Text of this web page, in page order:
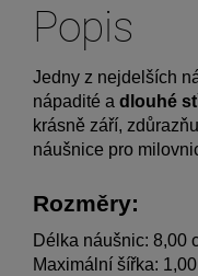
Popis
Jedny z nejdelších
nápadité a dlouhé
krásně září,
náušnice pro
Rozměry:
Délka náušnic: 8,00
Maximální šířka: